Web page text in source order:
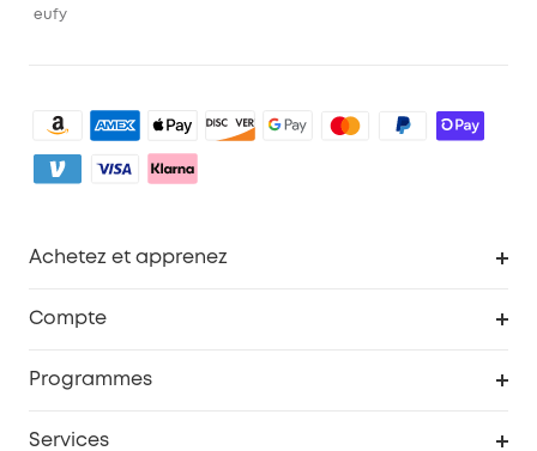
eufy
Achetez et apprenez
Compte
Programmes
Services